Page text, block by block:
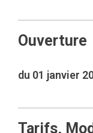
Ouverture
du 01 janvier
Tarifs,